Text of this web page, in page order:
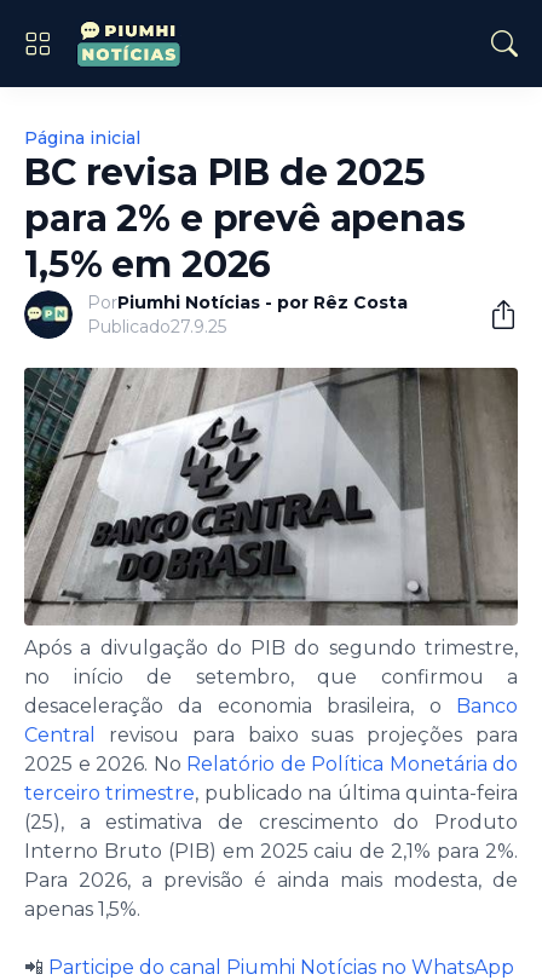
Página inicial
BC revisa PIB de 2025
para 2% e prevê apenas
1,5% em 2026
PorPiumhi Notícias - por Rêz Costa
Publicado27.9.25
Após a divulgação do PIB do segundo trimestre,
no início de setembro, que confirmou a
desaceleração da economia brasileira, o Banco
Central revisou para baixo suas projeções para
2025 e 2026. No Relatório de Política Monetária do
terceiro trimestre, publicado na última quinta-feira
(25), a estimativa de crescimento do Produto
Interno Bruto (PIB) em 2025 caiu de 2,1% para 2%.
Para 2026, a previsão é ainda mais modesta, de
apenas 1,5%.
📲 Participe do canal Piumhi Notícias no WhatsApp